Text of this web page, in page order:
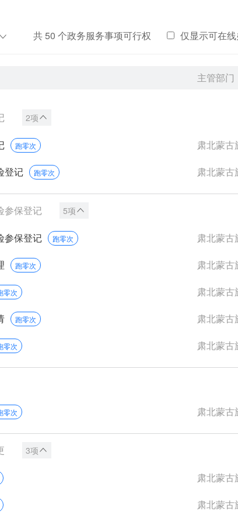
共50 个政务服务事项可行权 仅显示可在
主管部门
2项
跑零次 肃北蒙古
登记 跑零次 肃北蒙古
参保登记 5项
参保登记 跑零次 肃北蒙古
跑零次 肃北蒙古
零次 肃北蒙古
跑零次 肃北蒙古
零次 肃北蒙古
零次 肃北蒙古
3项
肃北蒙古
肃北蒙古